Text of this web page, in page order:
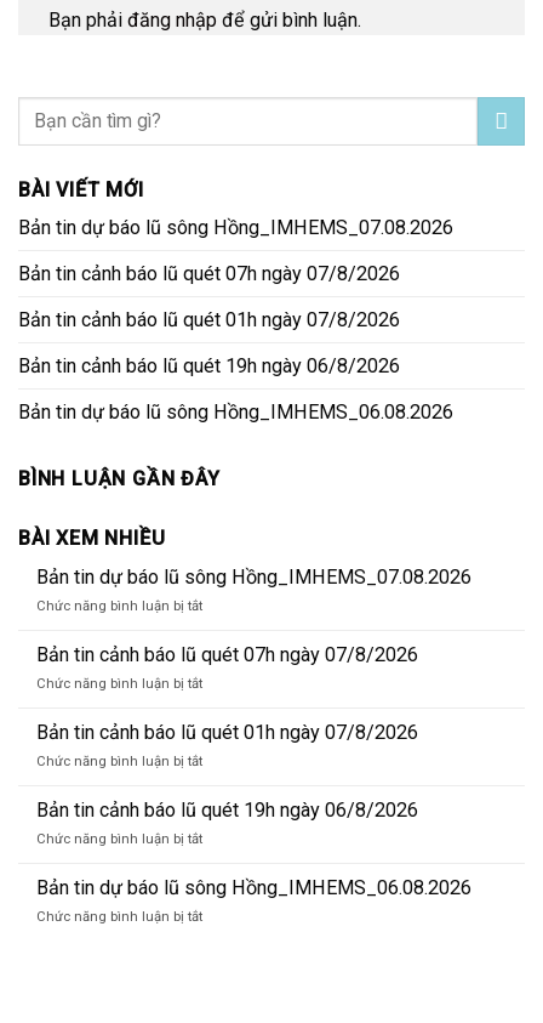
Bạn phải đăng nhập để gửi bình luận.
BÀI VIẾT MỚI
Bản tin dự báo lũ sông Hồng_IMHEMS_07.08.2026
Bản tin cảnh báo lũ quét 07h ngày 07/8/2026
Bản tin cảnh báo lũ quét 01h ngày 07/8/2026
Bản tin cảnh báo lũ quét 19h ngày 06/8/2026
Bản tin dự báo lũ sông Hồng_IMHEMS_06.08.2026
BÌNH LUẬN GẦN ĐÂY
BÀI XEM NHIỀU
Bản tin dự báo lũ sông Hồng_IMHEMS_07.08.2026
Chức năng bình luận bị tắtở
tin
báo
sông
Hồng_IMHEMS_07.08.2026
Bản tin cảnh báo lũ quét 07h ngày 07/8/2026
Chức năng bình luận bị tắtở
tin
báo
quét
07h
07/8/2026
Bản tin cảnh báo lũ quét 01h ngày 07/8/2026
Chức năng bình luận bị tắtở
tin
báo
quét
01h
Bản tin cảnh báo lũ quét 19h ngày 06/8/2026
Chức năng bình luận bị tắtở
tin
báo
Bản tin dự báo lũ sông Hồng_IMHEMS_06.08.2026
Chức năng bình luận bị tắtở